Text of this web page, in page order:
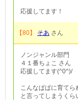
応援してます！
【80】 そあ さん
ノンジャンル部門
４１番ちょこ さん
応援してます(^0^)/
こんなぱぱに育てら
と言ってしまうくら